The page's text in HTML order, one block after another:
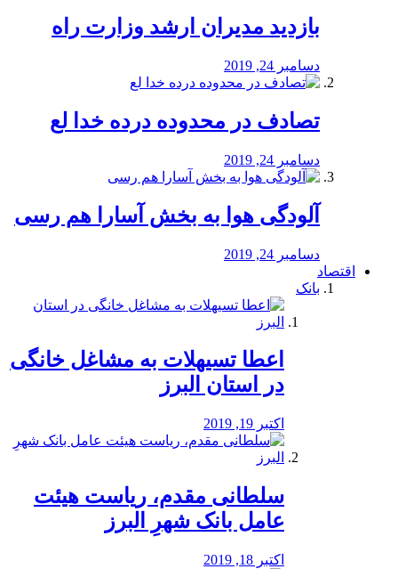
بازدید مدیران ارشد وزارت راه
دسامبر 24, 2019
تصادف در محدوده درده خدا لع
دسامبر 24, 2019
آلودگی هوا به بخش آسارا هم رسی
دسامبر 24, 2019
اقتصاد
بانک
️اعطا تسیهلات به مشاغل خانگی
در استان البرز
اکتبر 19, 2019
سلطانی مقدم، ریاست هیئت
عامل بانک شهرِ البرز
اکتبر 18, 2019